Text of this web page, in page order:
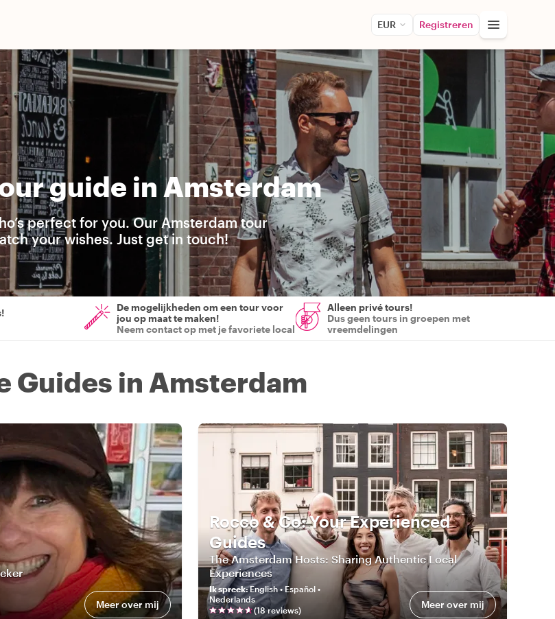
EUR Registreren
guide in Amsterdam
perfect for you. Our Amsterdam tour
your wishes. Just get in touch!
De mogelijkheden om een tour voor
jou op maat te maken!
Neem contact op met je favoriete local
Alleen privé tours!
Dus geen tours in groepen met
vreemdelingen
Guides in Amsterdam
Meer over mij
Rocco & Co: Your Experienced
Guides
The Amsterdam Hosts: Sharing Authentic Local
Experiences
Ik spreek:English • Español •
Nederlands
(18reviews) Meer over mij